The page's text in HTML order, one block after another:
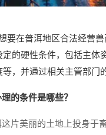
在普洱地区合法经营兽
的硬性条件，包括主体
，并通过相关主管部门
的条件是哪些？
美丽的土地上投身于